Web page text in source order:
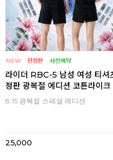
라이더 RBC-5 남성 여성 티셔
정판 광복절 에디션 코튼라이크
8.15 광복절 스페셜 에디션
25,000